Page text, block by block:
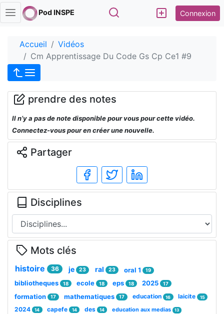
Pod INSPE Rechercher Connexion
Accueil
Vidéos
Cm Apprentissage Du Code Gs Cp Ce1 #9
prendre des notes
Il n’y a pas de note disponible pour vous pour cette vidéo.
Connectez-vous pour en créer une nouvelle.
Partager
Disciplines
Mots clés
histoire 36 je 23 ral 23 oral 1 19
bibliotheques 18 ecole 18 eps 18 2025 17
formation 17 mathematiques 17 education 16 laicite 15
2024 14 capefe 14 des 14 education aux medias 13